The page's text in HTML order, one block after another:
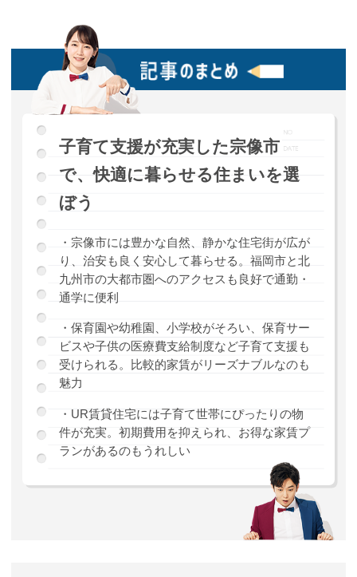
子育て支援が充実した宗像市
で、快適に暮らせる住まいを選
ぼう
・宗像市には豊かな自然、静かな住宅街が広が
り、治安も良く安心して暮らせる。福岡市と北
九州市の大都市圏へのアクセスも良好で通勤・
通学に便利
・保育園や幼稚園、小学校がそろい、保育サー
ビスや子供の医療費支給制度など子育て支援も
受けられる。比較的家賃がリーズナブルなのも
魅力
・UR賃貸住宅には子育て世帯にぴったりの物
件が充実。初期費用を抑えられ、お得な家賃プ
ランがあるのもうれしい